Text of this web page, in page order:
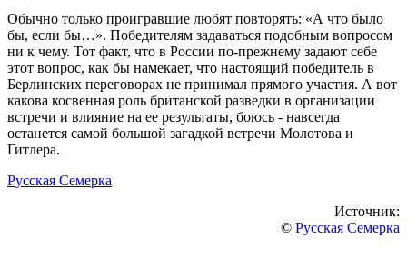
Обычно только проигравшие любят повторять: «А что было
бы, если бы…». Победителям задаваться подобным вопросом
ни к чему. Тот факт, что в России по-прежнему задают себе
этот вопрос, как бы намекает, что настоящий победитель в
Берлинских переговорах не принимал прямого участия. А вот
какова косвенная роль британской разведки в организации
встречи и влияние на ее результаты, боюсь - навсегда
останется самой большой загадкой встречи Молотова и
Гитлера.
Русская Семерка
Источник:
© Русская Семерка